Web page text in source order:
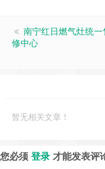
南宁红日燃气灶统一
修中心
暂无相关文章！
您必须 登录 才能发表评